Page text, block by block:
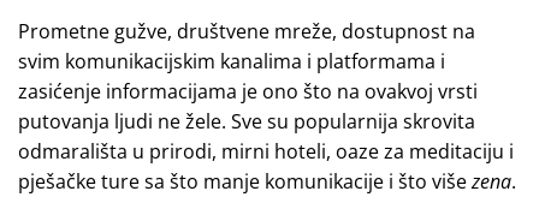
Prometne gužve, društvene mreže, dostupnost na
svim komunikacijskim kanalima i platformama i
zasićenje informacijama je ono što na ovakvoj vrsti
putovanja ljudi ne žele. Sve su popularnija skrovita
odmarališta u prirodi, mirni hoteli, oaze za meditaciju i
pješačke ture sa što manje komunikacije i što višezena.